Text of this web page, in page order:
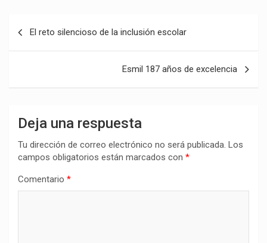
El reto silencioso de la inclusión escolar
Esmil 187 años de excelencia
Deja una respuesta
Tu dirección de correo electrónico no será publicada. Los
campos obligatorios están marcados con *
Comentario *